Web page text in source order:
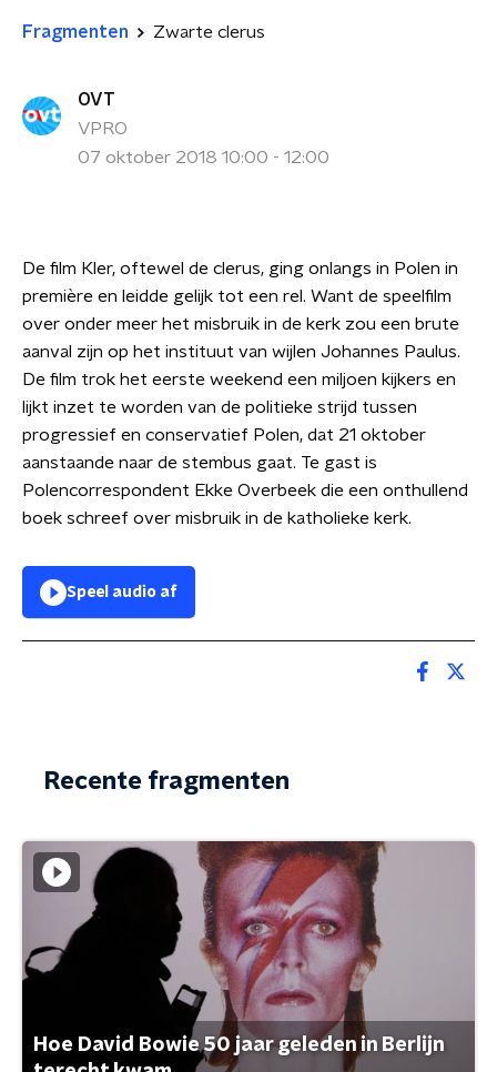
Fragmenten Zwarte clerus
OVT
VPRO
07 oktober 2018 10:00 - 12:00
De film Kler, oftewel de clerus, ging onlangs in Polen in
première en leidde gelijk tot een rel. Want de speelfilm
over onder meer het misbruik in de kerk zou een brute
aanval zijn op het instituut van wijlen Johannes Paulus.
De film trok het eerste weekend een miljoen kijkers en
lijkt inzet te worden van de politieke strijd tussen
progressief en conservatief Polen, dat 21 oktober
aanstaande naar de stembus gaat. Te gast is
Polencorrespondent Ekke Overbeek die een onthullend
boek schreef over misbruik in de katholieke kerk.
Speel audio af
Recente fragmenten
Hoe David Bowie 50 jaar geleden in Berlijn